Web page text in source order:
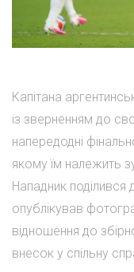
Капітана
із зверненням до
напередодні
якому їм належить
Нападник
опублікував
відношення до
внесок у спільну